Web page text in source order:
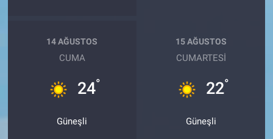
14 AĞUSTOS
CUMA
24°
Güneşli
15 AĞUSTOS
CUMARTESI
22°
Güneşli